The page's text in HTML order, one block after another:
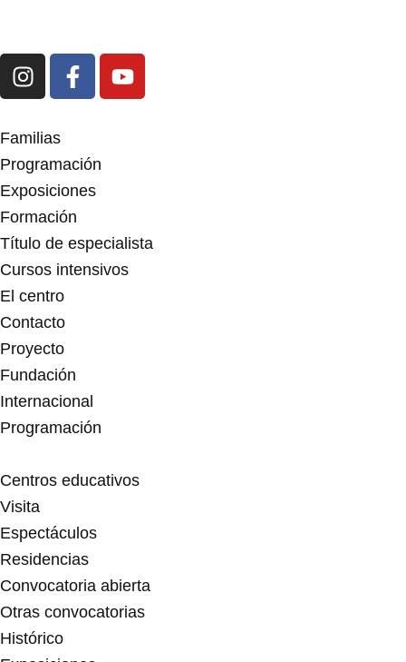
I
n
t
a
g
r
a
m
F
a
b
o
o
k
-
f
Y
o
Familias
Programación
Exposiciones
Formación
Título de especialista
Cursos intensivos
El centro
Contacto
Proyecto
Fundación
Internacional
Programación
Centros educativos
Visita
Espectáculos
Residencias
Convocatoria abierta
Otras convocatorias
Histórico